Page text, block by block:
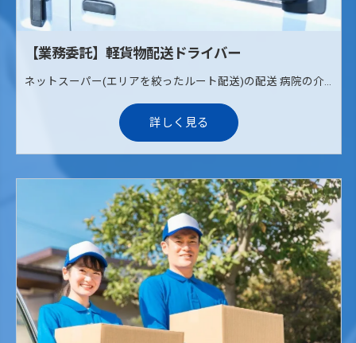
【業務委託】軽貨物配送ドライバー
詳しく見る